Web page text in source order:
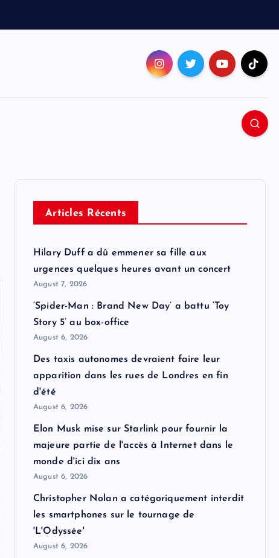
Articles Récents
Hilary Duff a dû emmener sa fille aux
urgences quelques heures avant un concert
August 7, 2026
‘Spider-Man : Brand New Day’ a battu ‘Toy
Story 5’ au box-office
August 6, 2026
Des taxis autonomes devraient faire leur
apparition dans les rues de Londres en fin
d'été
August 6, 2026
Elon Musk mise sur Starlink pour fournir la
majeure partie de l'accès à Internet dans le
monde d'ici dix ans
August 6, 2026
Christopher Nolan a catégoriquement interdit
les smartphones sur le tournage de
'L'Odyssée'
August 6, 2026